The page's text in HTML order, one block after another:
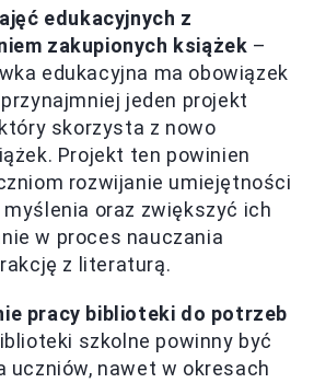
edukacyjnych z
zakupionych książek –
edukacyjna ma obowiązek
jeden projekt
skorzysta z nowo
Projekt ten powinien
rozwijanie umiejętności
oraz zwiększyć ich
w proces nauczania
z literaturą.
pracy biblioteki do potrzeb
szkolne powinny być
uczniów, nawet w okresach